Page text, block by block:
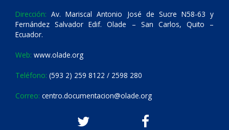
Dirección: Av. Mariscal Antonio José de Sucre N58-63 y
Fernández Salvador Edif. Olade – San Carlos, Quito –
Ecuador.
Web: www.olade.org
Teléfono: (593 2) 259 8122 / 2598 280
Correo: centro.documentacion@olade.org